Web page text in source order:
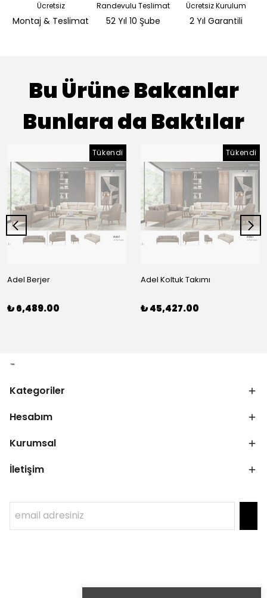
Ücretsiz
Montaj & Teslimat
Randevulu Teslimat
52 Yıl 10 Şube
Ücretsiz Kurulum
2 Yıl Garantili
Bu Ürüne Bakanlar
Bunlara da Baktılar
Tükendi
Adel Berjer
₺ 6,489.00
Tükendi
Adel Koltuk Takımı
₺ 45,427.00
Kategoriler
Hesabım
Kurumsal
İletişim